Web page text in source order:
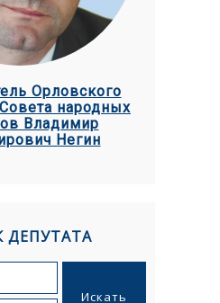
Орловского
народных
Владимир
Негин
ДЕПУТАТА